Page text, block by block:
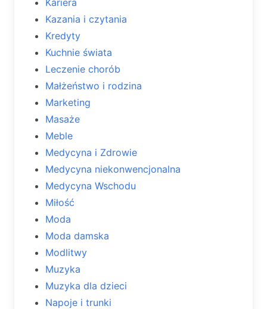
Kariera
Kazania i czytania
Kredyty
Kuchnie świata
Leczenie chorób
Małżeństwo i rodzina
Marketing
Masaże
Meble
Medycyna i Zdrowie
Medycyna niekonwencjonalna
Medycyna Wschodu
Miłość
Moda
Moda damska
Modlitwy
Muzyka
Muzyka dla dzieci
Napoje i trunki